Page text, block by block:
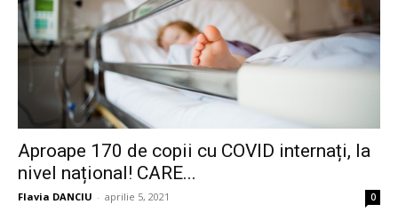
Aproape 170 de copii cu COVID internați, la
nivel național! CARE...
Flavia DANCIU - aprilie 5, 2021 0